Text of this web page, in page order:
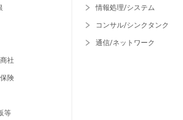
社
険
等
情報処理/システム
コンサル/シンクタンク
通信/ネットワーク